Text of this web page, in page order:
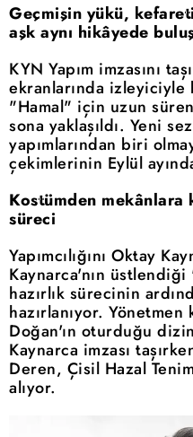
Geçmişin yükü,
aşk aynı hikâyede
KYN Yapım imzasını
ekranlarında izleyiciyle
"Hamal" için uzun süren
sona yaklaşıldı. Yeni
yapımlarından biri
çekimlerinin Eylül
Kostümden mekânlara
süreci
Yapımcılığını Oktay
Kaynarca'nın
hazırlık sürecinin
hazırlanıyor.
Doğan'ın oturduğu
Kaynarca imzası
Deren, Çisil Hazal
alıyor.